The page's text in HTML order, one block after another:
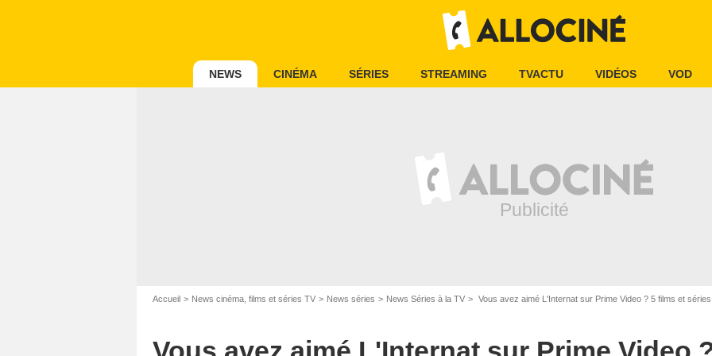
NEWS CINÉMA SÉRIES STREAMING TVACTU VIDÉOS VOD
Accueil News cinéma, films et séries TV News séries News Séries à la TV Vous avez aimé L'Internat sur Prime Video ? 5 films et